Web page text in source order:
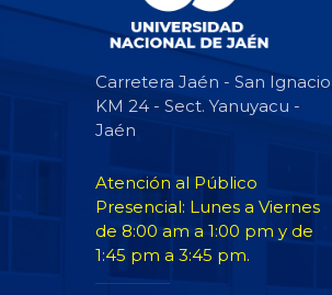
Carretera Jaén - San Ignacio
KM 24 - Sect. Yanuyacu -
Jaén
Atención al Público
Presencial: Lunes a Viernes
de 8:00 am a 1:00 pm y de
1:45 pm a 3:45 pm.